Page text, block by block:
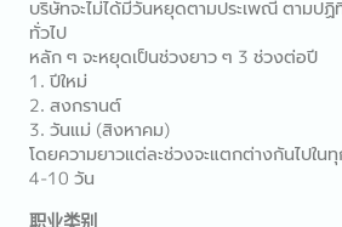
บริษัทจะไม่ได้มีวันหยุดตามประเพณี ตามปฏิ
ทั่วไป
หลัก ๆ จะหยุดเป็นช่วงยาว ๆ 3 ช่วงต่อปี
1. ปีใหม่
2. สงกรานต์
3. วันแม่ (สิงหาคม)
โดยความยาวแต่ละช่วงจะแตกต่างกันไปใน
4-10 วัน
职业类别